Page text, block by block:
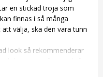
en stickad tröja som
finnas i så många
välja, ska den vara tunn
look så rekommenderar
boxig passform och för